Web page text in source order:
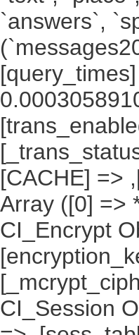
`answers`,
[CACHE] =>
Array ([0] =>
CI_Encrypt
CI_Session